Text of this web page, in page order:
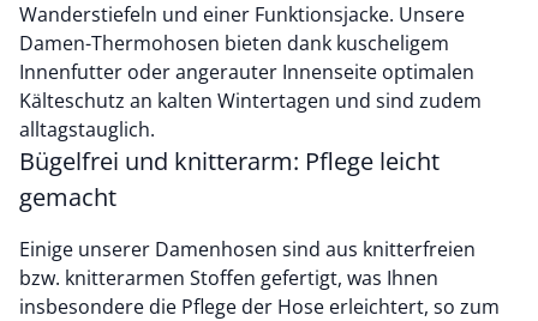
Wanderstiefeln und einer Funktionsjacke. Unsere
Damen-Thermohosen bieten dank kuscheligem
Innenfutter oder angerauter Innenseite optimalen
Kälteschutz an kalten Wintertagen und sind zudem
alltagstauglich.
Bügelfrei und knitterarm: Pflege leicht
gemacht
Einige unserer Damenhosen sind aus knitterfreien
bzw. knitterarmen Stoffen gefertigt, was Ihnen
insbesondere die Pflege der Hose erleichtert, so zum